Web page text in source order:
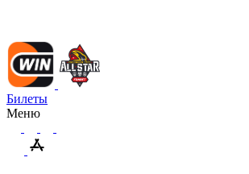
Билеты
Меню